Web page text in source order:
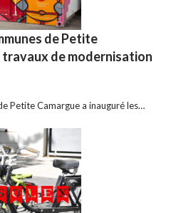
de Petite
travaux de modernisation
Petite Camargue a inauguré les…